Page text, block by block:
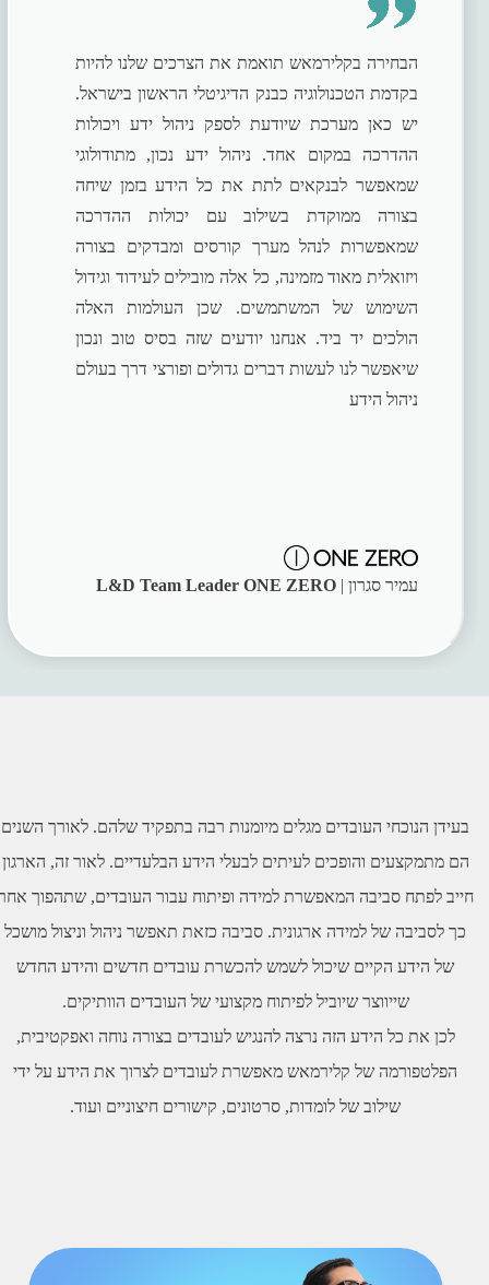
הבחירה בקלירמאש תואמת את הצרכים שלנו להיות
בקדמת הטכנולוגיה כבנק הדיגיטלי הראשון בישראל.
יש כאן מערכת שיודעת לספק ניהול ידע ויכולות
ההדרכה במקום אחד. ניהול ידע נכון, מתודולוגי
שמאפשר לבנקאים לתת את כל הידע בזמן שיחה
בצורה ממוקדת בשילוב עם יכולות ההדרכה
שמאפשרות לנהל מערך קורסים ומבדקים בצורה
ויזואלית מאוד מזמינה, כל אלה מובילים לעידוד וגידול
השימוש של המשתמשים. שכן העולמות האלה
הולכים יד ביד. אנחנו יודעים שזה בסיס טוב ונכון
שיאפשר לנו לעשות דברים גדולים ופורצי דרך בעולם
ניהול הידע
עמיר סגרון |L&D Team Leader ONE ZERO
בעידן הנוכחי העובדים מגלים מיומנות רבה בתפקיד שלהם. לאורך השנים
הם מתמקצעים והופכים לעיתים לבעלי הידע הבלעדיים. לאור זה, הארגון
לפתח סביבה המאפשרת למידה ופיתוח עבור העובדים, שתהפוך אחר
כך לסביבה של למידה ארגונית. סביבה כזאת תאפשר ניהול וניצול מושכל
של הידע הקיים שיכול לשמש להכשרת עובדים חדשים והידע החדש
לכן את כל הידע הזה נרצה להנגיש לעובדים בצורה נוחה ואפקטיבית,
הפלטפורמה של קלירמאש מאפשרת לעובדים לצרוך את הידע על ידי
שילוב של לומדות, סרטונים, קישורים חיצוניים ועוד.